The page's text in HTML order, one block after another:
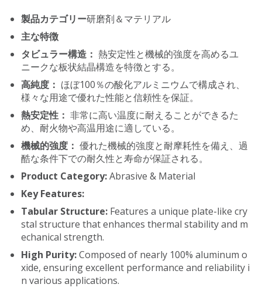
製品カテゴリー研磨剤＆マテリアル
主な特徴
タビュラー構造： 熱安定性と機械的強度を高めるユ
ニークな板状結晶構造を特徴とする。
高純度： ほぼ100％の酸化アルミニウムで構成され、
様々な用途で優れた性能と信頼性を保証。
熱安定性： 非常に高い温度に耐えることができるた
め、耐火物や高温用途に適している。
機械的強度： 優れた機械的強度と耐摩耗性を備え、過
酷な条件下での耐久性と寿命が保証される。
Product Category:Abrasive & Material
Key Features:
Tabular Structure: Features a unique plate-like cry
stal structure that enhances thermal stability and m
echanical strength.
High Purity:Composed of nearly 100% aluminum o
xide, ensuring excellent performance and reliability i
n various applications.